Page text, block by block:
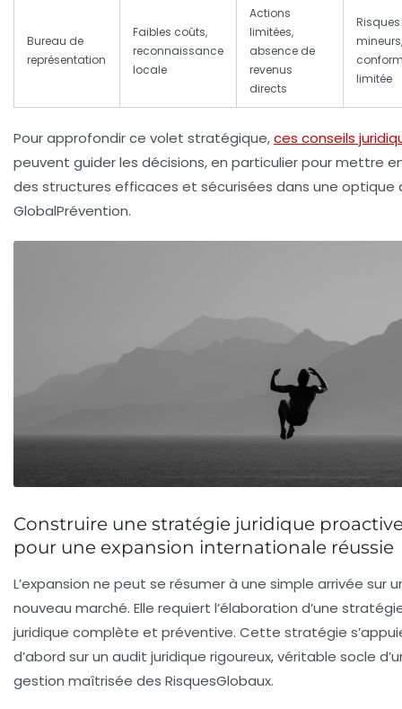
Bureau de
représentation
Faibles coûts,
reconnaissance
locale
Actions
limitées,
absence de
revenus
directs
Risques
mineurs,
limitée
Pour approfondir ce volet stratégique,ces conseils
peuvent guider les décisions, en particulier pour mettre
des structures efficaces et sécurisées dans une optique
GlobalPrévention.
Construire une stratégie juridique
pour une expansion internationale réussie
L’expansion ne peut se résumer à une simple arrivée sur
nouveau marché. Elle requiert l’élaboration d’une
juridique complète et préventive. Cette stratégie
d’abord sur un audit juridique rigoureux, véritable socle
gestion maîtrisée des RisquesGlobaux.